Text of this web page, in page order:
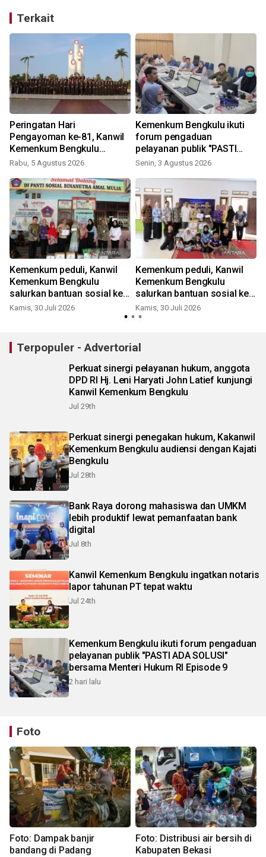
Terkait
Peringatan Hari
Pengayoman ke-81, Kanwil
Kemenkum Bengkulu
laksanakan upacara tabur
Balai Buntar
Rabu, 5 Agustus 2026
Kemenkum Bengkulu ikuti
forum pengaduan
pelayanan publik "PASTI
ADA SOLUSI" bersama
Senin, 3 Agustus 2026
Kemenkum peduli, Kanwil
Kemenkum Bengkulu
salurkan bantuan sosial ke
Panti Sosial Binanetra Amal
Kamis, 30 Juli 2026
Kemenkum peduli, Kanwil
Kemenkum Bengkulu
salurkan bantuan sosial ke
Panti Asuhan Zam-Zam
Global
Kamis, 30 Juli 2026
Terpopuler - Advertorial
Perkuat sinergi pelayanan hukum, anggota
DPD RI Hj. Leni Haryati John Latief kunjungi
Kanwil Kemenkum Bengkulu
Jul 29th
Perkuat sinergi penegakan hukum, Kakanwil
Kemenkum Bengkulu audiensi dengan Kajati
Bengkulu
Jul 28th
Bank Raya dorong mahasiswa dan UMKM
lebih produktif lewat pemanfaatan bank
digital
Jul 8th
Kanwil Kemenkum Bengkulu ingatkan notaris
lapor tahunan PT tepat waktu
Jul 24th
Kemenkum Bengkulu ikuti forum pengaduan
pelayanan publik "PASTI ADA SOLUSI"
bersama Menteri Hukum RI Episode 9
2 hari lalu
Foto
Foto: Dampak banjir
bandang di Padang
Foto: Distribusi air bersih di
Kabupaten Bekasi